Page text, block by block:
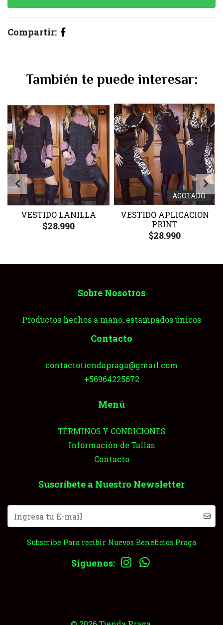
Compartir:
También te puede interesar:
VESTIDO LANILLA
$28.990
AGOTADO
VESTIDO APLICACION
PRINT
$28.990
Sobre Nosotros
Productos hechos a mano, estampados únicos
Contacto
contactotiendapraga@gmail.com
+56964225672
Menú
TÉRMINOS Y CONDICIONES
Información de Tallas
Contacto
Suscríbete a Nuestro Newsletter
Subscribe Para recibir Nuevos Beneficios Praga
Síguenos: